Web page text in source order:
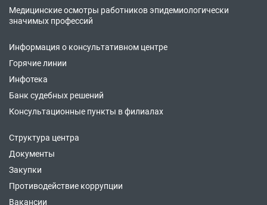
Медицинские осмотры работников эпидемиологически
значимых профессий
Информация о консультативном центре
Горячие линии
Инфотека
Банк судебных решений
Консультационные пункты в филиалах
Структура центра
Документы
Закупки
Противодействие коррупции
Вакансии